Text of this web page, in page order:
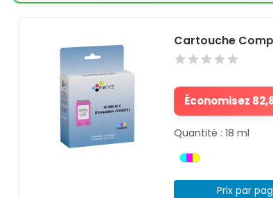
Cartouche
Économisez
Quantité : 18 ml
Prix par